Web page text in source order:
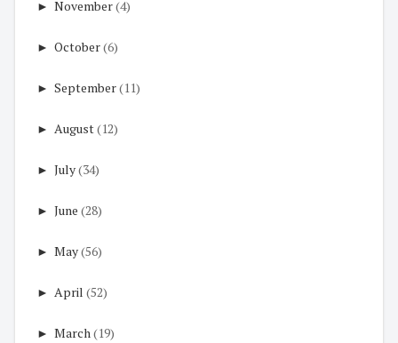
► November(4)
► October(6)
► September(11)
► August(12)
► July(34)
► June (28)
► May(56)
► April (52)
► March(19)